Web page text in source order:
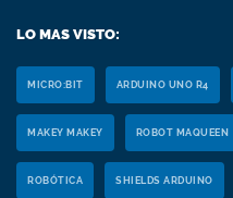
LO MAS VISTO:
MICRO:BIT ARDUINO UNO R4
MAKEY MAKEY ROBOT MAQUEEN
ROBÓTICA SHIELDS ARDUINO